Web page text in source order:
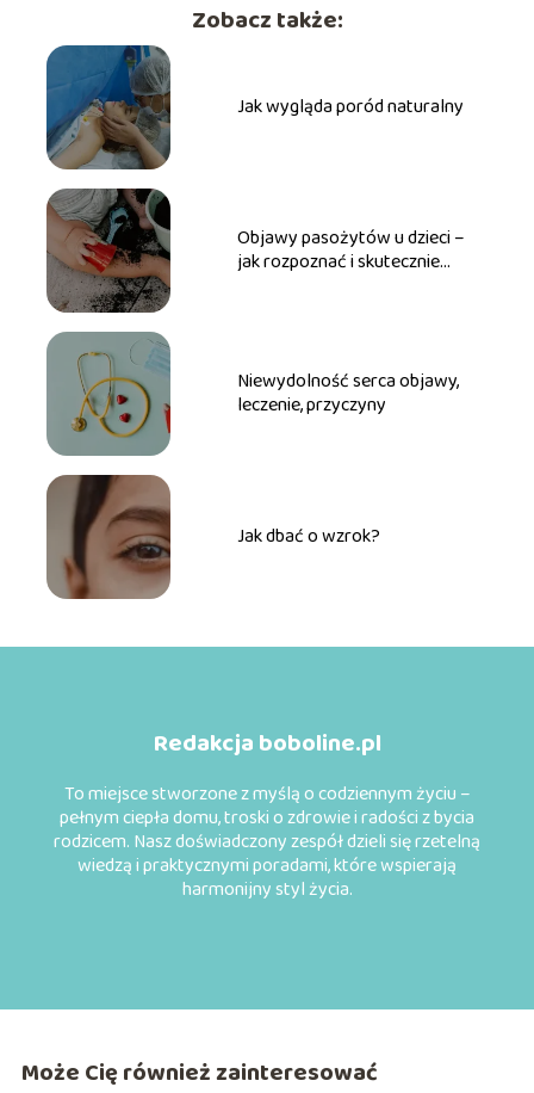
Zobacz także:
Jak wygląda poród naturalny
Objawy pasożytów u dzieci –
jak rozpoznać i skutecznie
Niewydolność serca objawy,
leczenie, przyczyny
Jak dbać o wzrok?
Redakcja boboline.pl
To miejsce stworzone z myślą o codziennym życiu –
pełnym ciepła domu, troski o zdrowie i radości z bycia
rodzicem. Nasz doświadczony zespół dzieli się rzetelną
wiedzą i praktycznymi poradami, które wspierają
harmonijny styl życia.
Może Cię również zainteresować